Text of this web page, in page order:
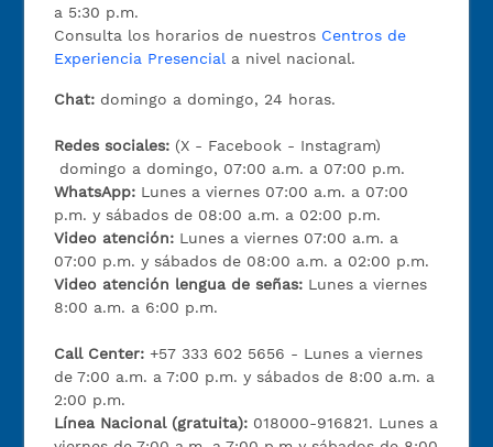
a 5:30 p.m.
Consulta los horarios de nuestros Centros de
Experiencia Presencial a nivel nacional.
Chat: domingo a domingo, 24 horas.
Redes sociales: (X - Facebook - Instagram)
domingo a domingo, 07:00 a.m. a 07:00 p.m.
WhatsApp: Lunes a viernes 07:00 a.m. a 07:00
p.m. y sábados de 08:00 a.m. a 02:00 p.m.
Video atención: Lunes a viernes 07:00 a.m. a
07:00 p.m. y sábados de 08:00 a.m. a 02:00 p.m.
Video atención lengua de señas: Lunes a viernes
8:00 a.m. a 6:00 p.m.
Call Center:+57 333 602 5656 - Lunes a viernes
de 7:00 a.m. a 7:00 p.m. y sábados de 8:00 a.m. a
2:00 p.m.
Línea Nacional (gratuita): 018000-916821. Lunes a